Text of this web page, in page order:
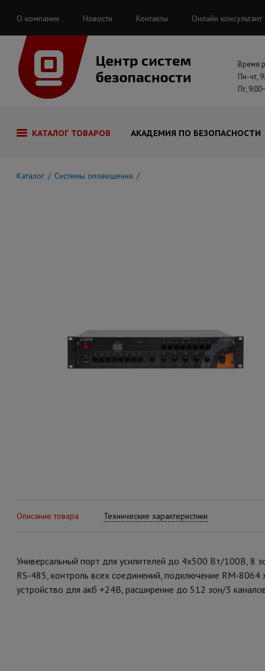
О компании Новости Контакты Онлайн консультант
Время
Пн-чт,
Пт,
КАТАЛОГ ТОВАРОВ АКАДЕМИЯ ПО БЕЗОПАСНОСТИ
Каталог Системы оповещения
Описание товара Технические характеристики
Универсальный порт для усилителей до 4х500 Вт/100В, 8
RS-485, контроль всех соединений, подключение RM-
устройство для акб +24В, расширение до 512 зон/3